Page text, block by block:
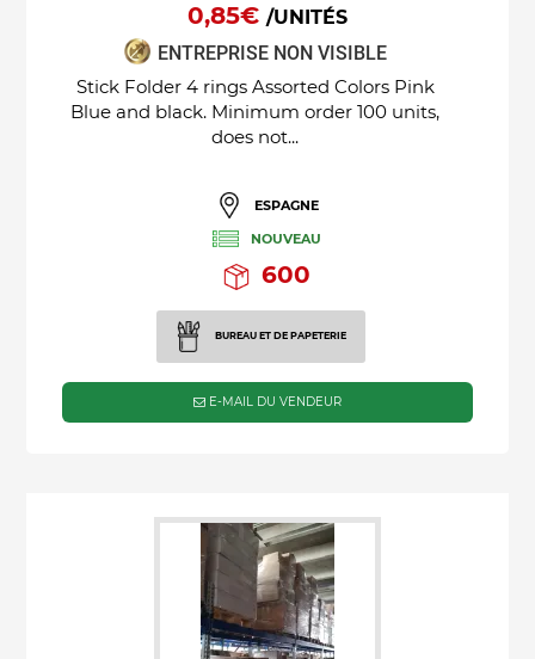
0,85€ /UNITÉS
ENTREPRISE NON VISIBLE
Stick Folder 4 rings Assorted Colors Pink
Blue and black. Minimum order 100 units,
does not...
ESPAGNE
NOUVEAU
600
BUREAU ET DE PAPETERIE
E-MAIL DU VENDEUR